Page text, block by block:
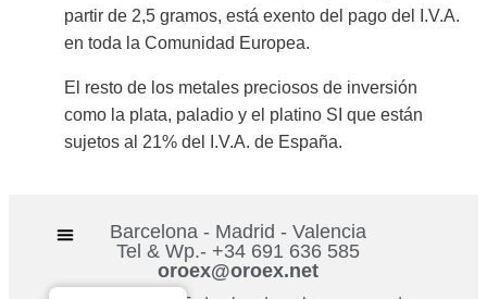
partir de 2,5 gramos, está exento del pago del I.V.A.
en toda la Comunidad Europea.
El resto de los metales preciosos de inversión
como la plata, paladio y el platino SI que están
sujetos al 21% del I.V.A. de España.
Barcelona - Madrid - Valencia
Tel & Wp.- +34 691 636 585
oroex@oroex.net